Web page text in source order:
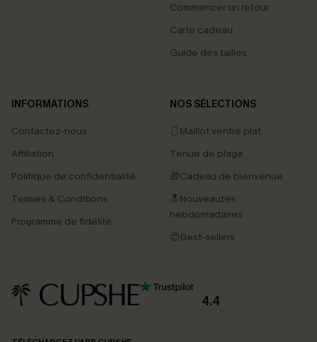
Commencer un retour
Carte cadeau
Guide des tailles
INFORMATIONS
Contactez-nous
Affiliation
Politique de confidentialité
Termes & Conditions
Programme de fidélité
NOS SÉLECTIONS
🩱Maillot ventre plat
Tenue de plage
🎁Cadeau de bienvenue
🔝Nouveautés
hebdomadaires
😍Best-sellers
4.4